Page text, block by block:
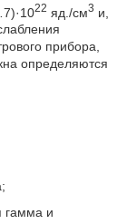
22 яд./см3 и,
прибора,
определяются
гамма и